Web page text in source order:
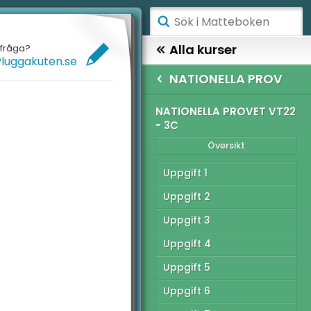
Alla kurser
MATTE 3 NATIONELLA PROV
NATIONELLA PROVET VT22
- 3C
Översikt
Uppgift 1
Uppgift 2
Uppgift 3
Uppgift 4
Uppgift 5
Uppgift 6